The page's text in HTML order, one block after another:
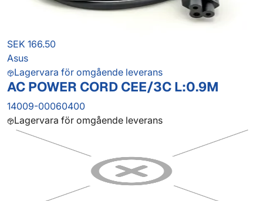
SEK 166.50
Asus
Lagervara för omgående leverans
AC POWER CORD CEE/3C L:0.9M
14009-00060400
Lagervara för omgående leverans